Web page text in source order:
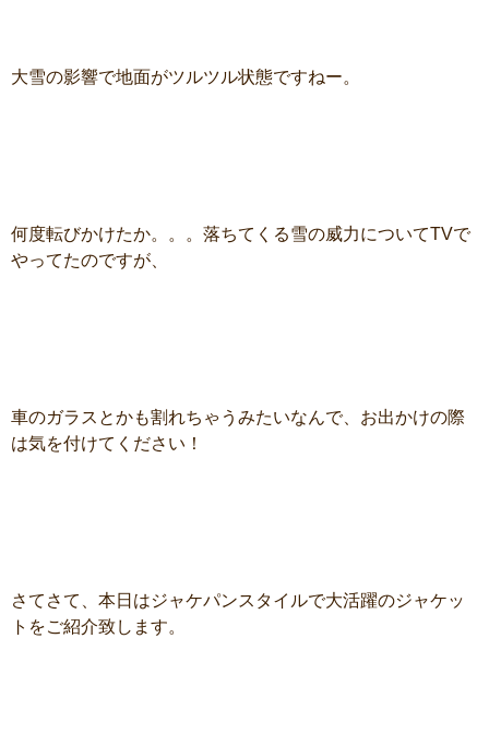
大雪の影響で地面がツルツル状態ですねー。
何度転びかけたか。。。落ちてくる雪の威力についてTVで
やってたのですが、
車のガラスとかも割れちゃうみたいなんで、お出かけの際
は気を付けてください！
さてさて、本日はジャケパンスタイルで大活躍のジャケッ
トをご紹介致します。